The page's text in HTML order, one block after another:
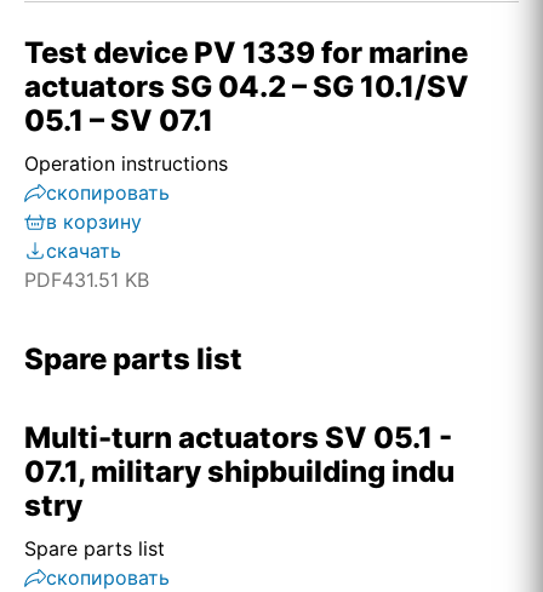
Test device PV 1339 for marine
actuators SG 04.2 – SG 10.1/SV
05.1 – SV 07.1
Operation instructions
скопировать
в корзину
скачать
PDF431.51 KB
Spare parts list
Multi-turn actuators SV 05.1 -
07.1, military shipbuilding indu
stry
Spare parts list
скопировать